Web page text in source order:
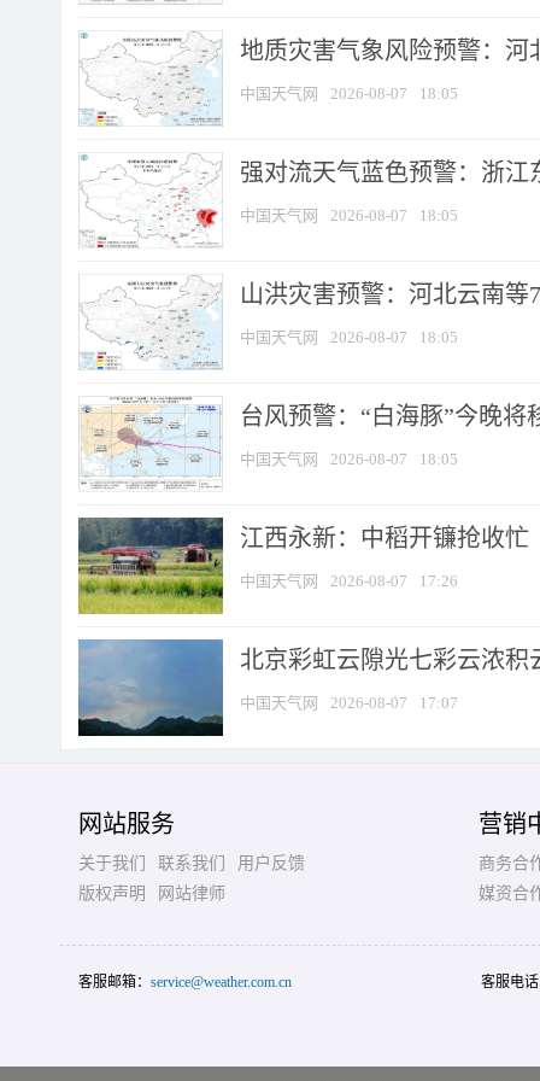
地质灾害气象风险预警：河
中国天气网 2026-08-07 18:05
强对流天气蓝色预警：浙江
中国天气网 2026-08-07 18:05
山洪灾害预警：河北云南
中国天气网 2026-08-07 18:05
台风预警：“白海豚”今晚将
中国天气网 2026-08-07 18:05
江西永新：中稻开镰抢收忙
中国天气网 2026-08-07 17:26
北京彩虹云隙光七彩云浓积
中国天气网 2026-08-07 17:07
网站服务
关于我们 联系我们
用户反馈
版权声明
网站律师
营销
商务合
媒资合
客服邮箱： service@weather.com.cn 客服电